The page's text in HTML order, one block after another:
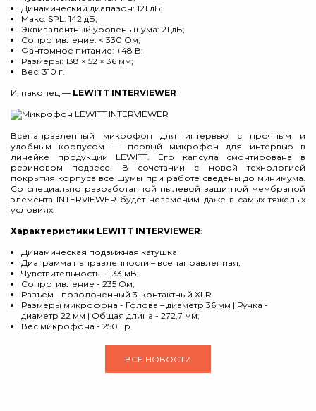
Динамический диапазон: 121 дБ;
Макс. SPL: 142 дБ;
Эквивалентный уровень шума: 21 дБ;
Сопротивление: < 330 Ом;
Фантомное питание: +48 В;
Размеры: 138 × 52 × 36 мм;
Вес: 310 г.
И, наконец — LEWITT INTERVIEWER
Всенаправленный микрофон для интервью с прочным и
удобным корпусом — первый микрофон для интервью в
линейке продукции LEWITT. Его капсула смонтирована в
резиновом подвесе. В сочетании с новой технологией
покрытия корпуса все шумы при работе сведены до минимума.
Со специально разработанной пылевой защитной мембраной
элемента INTERVIEWER будет незаменим даже в самых тяжелых
условиях.
Характеристики LEWITT INTERVIEWER:
Динамическая подвижная катушка
Диаграмма направленности – всенаправленная;
Чувствительность - 1,33 мВ;
Сопротивление - 235 Ом;
Разъем - позолоченный 3-контактный XLR
Размеры микрофона - Голова – диаметр 36 мм | Ручка -
диаметр 22 мм | Общая длина - 272,7 мм;
Вес микрофона - 250 Гр.
ВСЕ НОВОСТИ